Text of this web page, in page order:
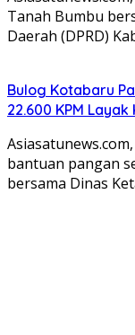
Tanah Bumbu
Daerah (DPRD)
Bulog Kotabaru
22.600 KPM Layak
bantuan pangan
bersama Dinas